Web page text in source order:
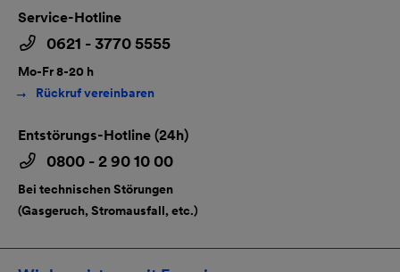
Service-Hotline
0621 - 3770 5555
Mo-Fr 8-20 h
Rückruf vereinbaren
Entstörungs-Hotline (24h)
0800 - 2 90 10 00
Bei technischen Störungen
(Gasgeruch, Stromausfall, etc.)